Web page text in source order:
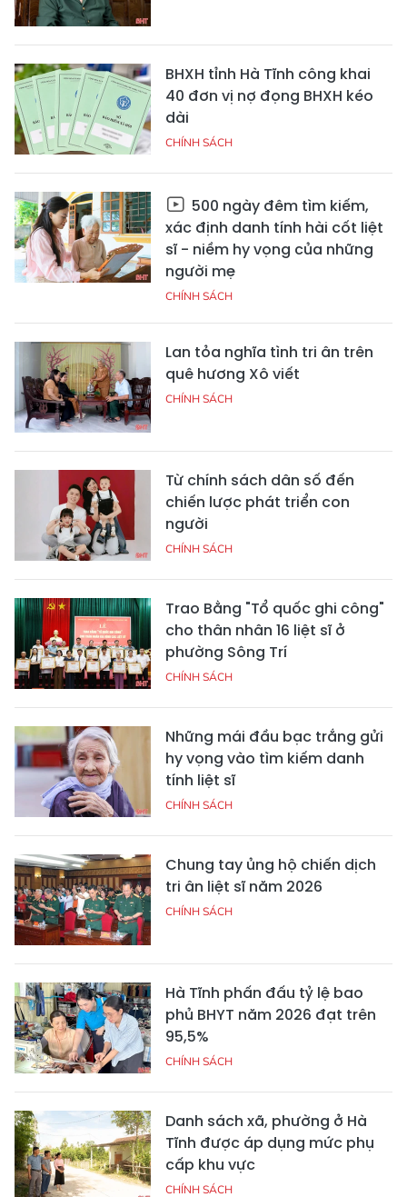
BHXH tỉnh Hà Tĩnh công khai
40 đơn vị nợ đọng BHXH kéo
dài
CHÍNH SÁCH
500 ngày đêm tìm kiếm,
xác định danh tính hài cốt liệt
sĩ - niềm hy vọng của những
người mẹ
CHÍNH SÁCH
Lan tỏa nghĩa tình tri ân trên
quê hương Xô viết
CHÍNH SÁCH
Từ chính sách dân số đến
chiến lược phát triển con
người
CHÍNH SÁCH
Trao Bằng "Tổ quốc ghi công"
cho thân nhân 16 liệt sĩ ở
phường Sông Trí
CHÍNH SÁCH
Những mái đầu bạc trắng gửi
hy vọng vào tìm kiếm danh
tính liệt sĩ
CHÍNH SÁCH
Chung tay ủng hộ chiến dịch
tri ân liệt sĩ năm 2026
CHÍNH SÁCH
Hà Tĩnh phấn đấu tỷ lệ bao
phủ BHYT năm 2026 đạt trên
95,5%
CHÍNH SÁCH
Danh sách xã, phường ở Hà
Tĩnh được áp dụng mức phụ
cấp khu vực
CHÍNH SÁCH